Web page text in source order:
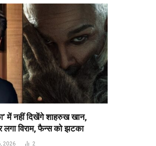
में नहीं दिखेंगे शाहरुख खान,
लगा विराम, फैन्स को झटका
2026 2